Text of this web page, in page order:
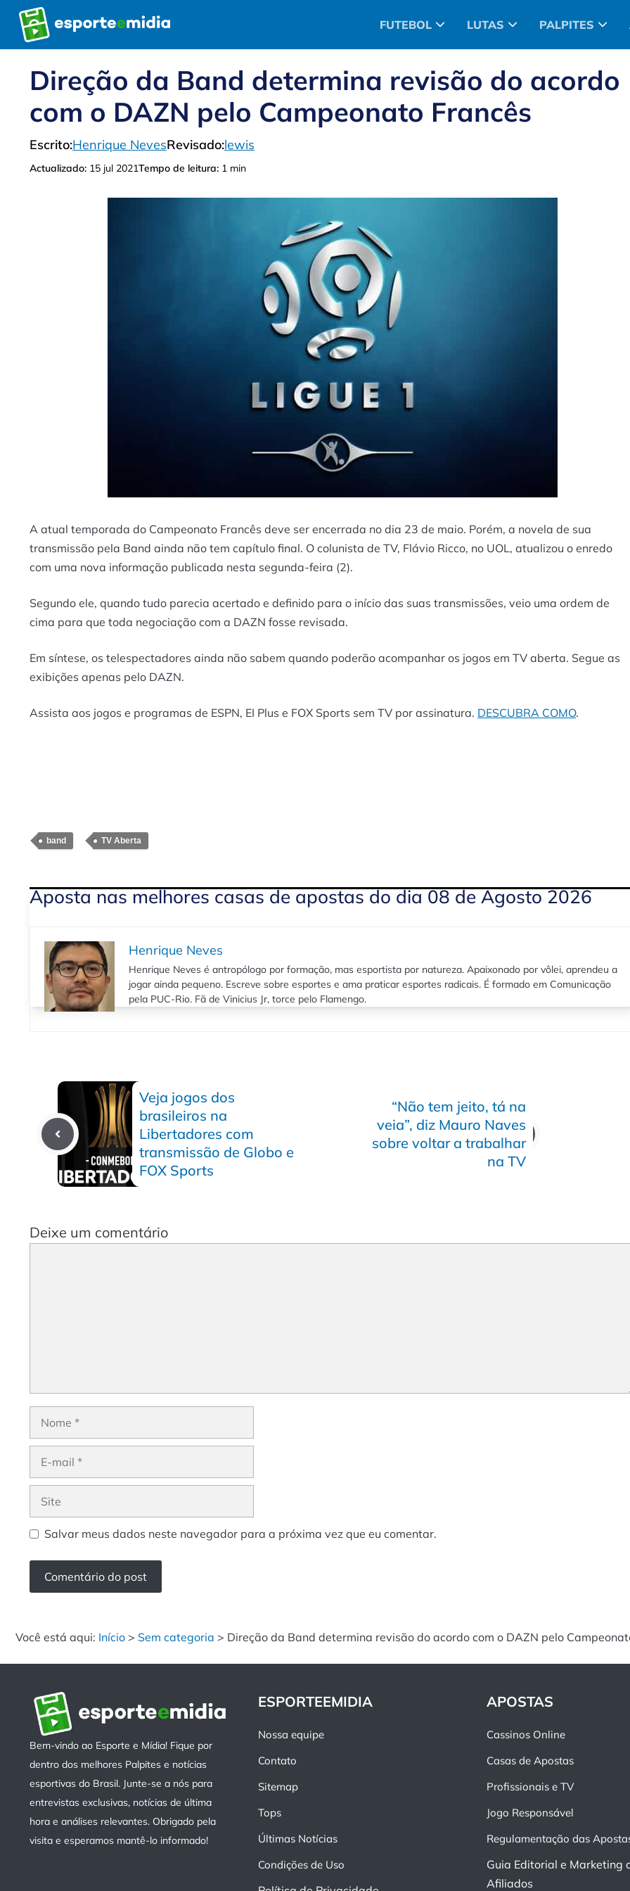
Pular
para
o
FUTEBOL LUTAS PALPITES
Direção da Band determina revisão do acordo
com o DAZN pelo Campeonato Francês
Escrito:Henrique NevesRevisado:lewis
Actualizado: 15 jul 2021Tempo de leitura: 1 min
A atual temporada do Campeonato Francês deve ser encerrada no dia 23 de maio. Porém, a novela de sua
transmissão pela Band ainda não tem capítulo final. O colunista de TV, Flávio Ricco, no UOL, atualizou o enredo
com uma nova informação publicada nesta segunda-feira (2).
Segundo ele, quando tudo parecia acertado e definido para o início das suas transmissões, veio uma ordem de
cima para que toda negociação com a DAZN fosse revisada.
Em síntese, os telespectadores ainda não sabem quando poderão acompanhar os jogos em TV aberta. Segue as
exibições apenas pelo DAZN.
Assista aos jogos e programas de ESPN, EI Plus e FOX Sports sem TV por assinatura. DESCUBRA COMO.
band TV Aberta
Aposta nas melhores casas de apostas do dia 08 de Agosto 2026
Henrique Neves
Henrique Neves é antropólogo por formação, mas esportista por natureza. Apaixonado por vôlei, aprendeu a
jogar ainda pequeno. Escreve sobre esportes e ama praticar esportes radicais. É formado em Comunicação
pela PUC-Rio. Fã de Vinicius Jr, torce pelo Flamengo.
Veja jogos dos
brasileiros na
Libertadores com
transmissão de Globo e
FOX Sports
“Não tem jeito, tá na
veia”, diz Mauro Naves
sobre voltar a trabalhar
na TV
Deixe um comentário
Salvar meus dados neste navegador para a próxima vez que eu comentar.
Você está aqui: Início > Sem categoria > Direção da Band determina revisão do acordo com o DAZN pelo
Bem-vindo ao Esporte e Mídia! Fique por
dentro dos melhores Palpites e notícias
esportivas do Brasil. Junte-se a nós para
entrevistas exclusivas, notícias de última
hora e análises relevantes. Obrigado pela
visita e esperamos mantê-lo informado!
ESPORTEEMIDIA
Nossa equipe
Contato
Sitemap
Tops
Últimas Notícias
Condições de Uso
APOSTAS
Cassinos Online
Casas de Apostas
Profissionais e TV
Jogo Responsável
Regulamentação das
Guia Editorial e Marketing
Afiliados